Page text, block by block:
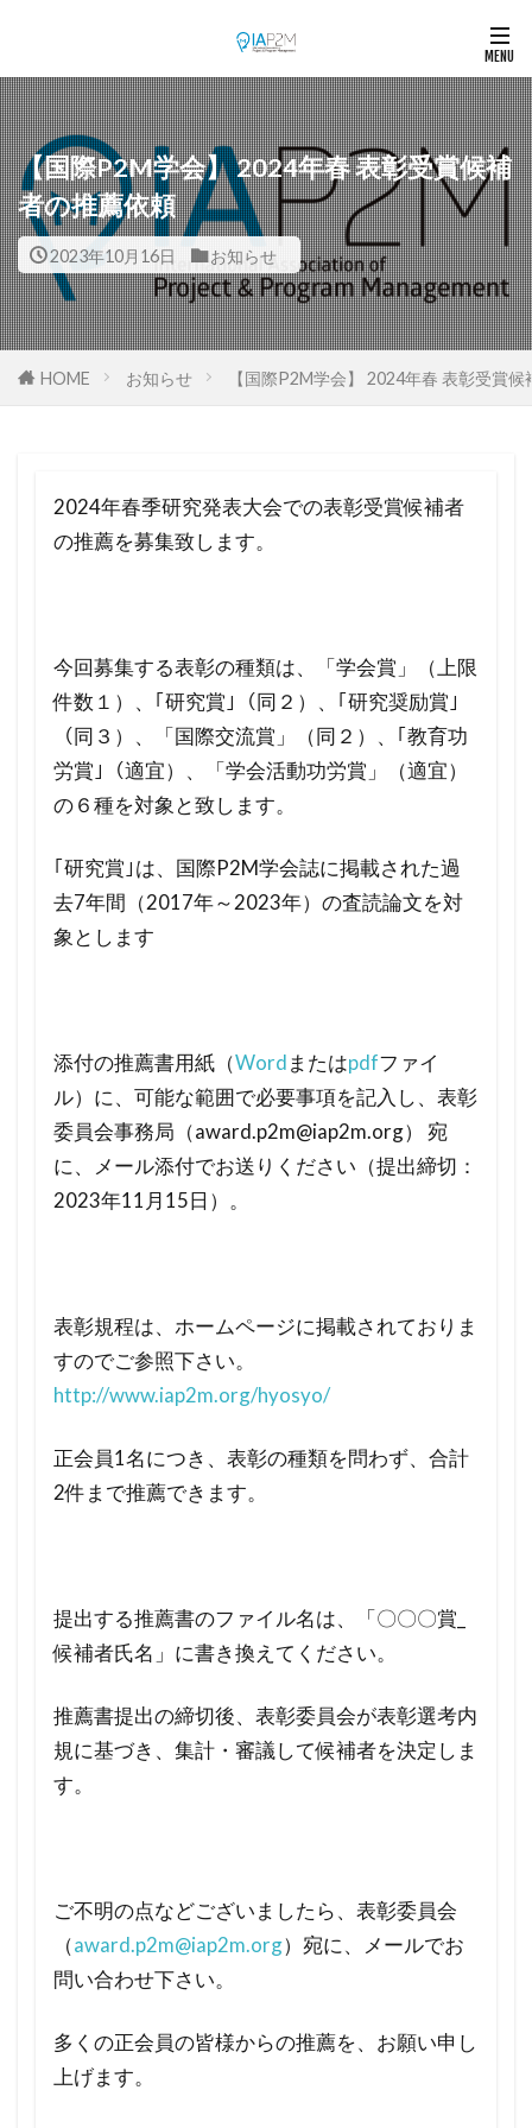
【国際P2M学会】 2024年春 表彰受賞候補
者の推薦依頼
2023年10月16日 お知らせ
HOME お知らせ 【国際P2M学会】 2024年春 表彰受賞
2024年春季研究発表大会での表彰受賞候補者
の推薦を募集致します。
今回募集する表彰の種類は、「学会賞」（上限
件数１）、｢研究賞｣（同２）、｢研究奨励賞｣
（同３）、「国際交流賞」（同２）、｢教育功
労賞｣（適宜）、「学会活動功労賞」（適宜）
の６種を対象と致します。
｢研究賞｣は、国際P2M学会誌に掲載された過
去7年間（2017年～2023年）の査読論文を対
象とします
添付の推薦書用紙（Wordまたはpdfファイ
ル）に、可能な範囲で必要事項を記入し、表彰
委員会事務局（award.p2m@iap2m.org） 宛
に、メール添付でお送りください（提出締切：
2023年11月15日）。
表彰規程は、ホームページに掲載されておりま
すのでご参照下さい。
http://www.iap2m.org/hyosyo/
正会員1名につき、表彰の種類を問わず、合計
2件まで推薦できます。
提出する推薦書のファイル名は、「〇〇〇賞_
候補者氏名」に書き換えてください。
推薦書提出の締切後、表彰委員会が表彰選考内
規に基づき、集計・審議して候補者を決定しま
す。
ご不明の点などございましたら、表彰委員会
（award.p2m@iap2m.org）宛に、メールでお
問い合わせ下さい。
多くの正会員の皆様からの推薦を、お願い申し
上げます。